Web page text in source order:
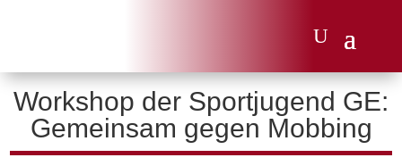
Workshop der Sportjugend GE:
Gemeinsam gegen Mobbing